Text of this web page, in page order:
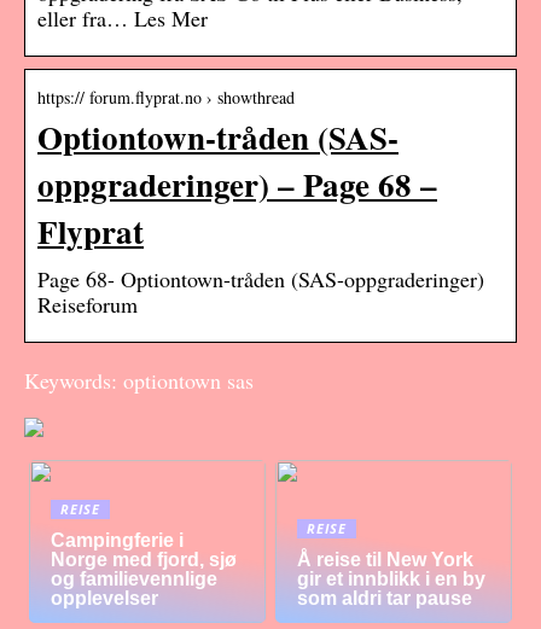
eller fra… Les Mer
https:// forum.flyprat.no › showthread
Optiontown-tråden (SAS-
oppgraderinger) – Page 68 –
Flyprat
Page 68- Optiontown-tråden (SAS-oppgraderinger)
Reiseforum
Keywords: optiontown sas
REISE
Campingferie i
Norge med fjord, sjø
og familievennlige
opplevelser
REISE
Å reise til New York
gir et innblikk i en by
som aldri tar pause